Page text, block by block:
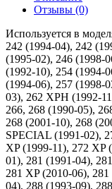
Отзывы (0)
Используется в
242 (1994-04), 242
(1995-02), 246 (1998-
(1992-10), 254 (1994-
(1994-06), 257 (1998-
03), 262 XPH (1992-
266, 268 (1990-05),
268 (2001-10), 268
SPECIAL (1991-02),
XP (1999-11), 272 XP
01), 281 (1991-04),
281 XP (2010-06),
04), 288 (1993-09),